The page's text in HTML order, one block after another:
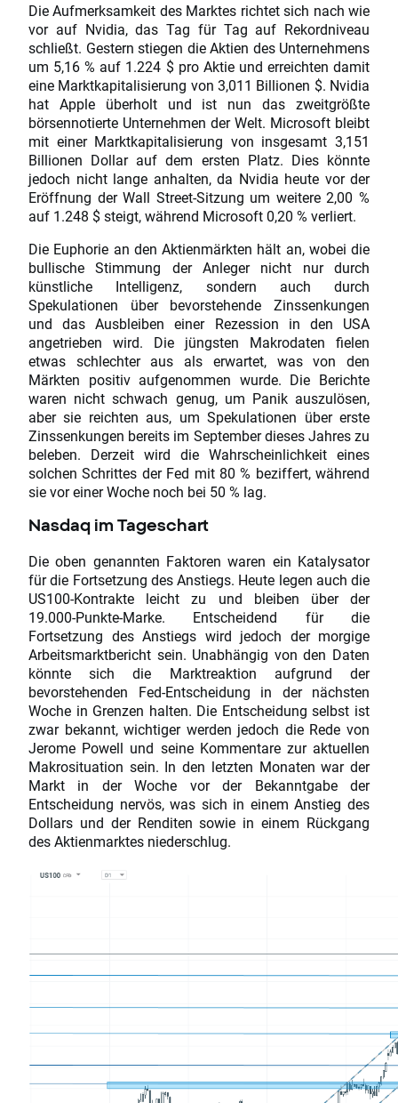
Die Aufmerksamkeit des Marktes richtet sich nach wie
vor auf Nvidia, das Tag für Tag auf Rekordniveau
schließt. Gestern stiegen die Aktien des Unternehmens
um 5,16 % auf 1.224 $ pro Aktie und erreichten damit
eine Marktkapitalisierung von 3,011 Billionen $. Nvidia
hat Apple überholt und ist nun das zweitgrößte
börsennotierte Unternehmen der Welt. Microsoft bleibt
mit einer Marktkapitalisierung von insgesamt 3,151
Billionen Dollar auf dem ersten Platz. Dies könnte
jedoch nicht lange anhalten, da Nvidia heute vor der
Eröffnung der Wall Street-Sitzung um weitere 2,00 %
auf 1.248 $ steigt, während Microsoft 0,20 % verliert.
Die Euphorie an den Aktienmärkten hält an, wobei die
bullische Stimmung der Anleger nicht nur durch
künstliche Intelligenz, sondern auch durch
Spekulationen über bevorstehende Zinssenkungen
und das Ausbleiben einer Rezession in den USA
angetrieben wird. Die jüngsten Makrodaten fielen
etwas schlechter aus als erwartet, was von den
Märkten positiv aufgenommen wurde. Die Berichte
waren nicht schwach genug, um Panik auszulösen,
aber sie reichten aus, um Spekulationen über erste
Zinssenkungen bereits im September dieses Jahres zu
beleben. Derzeit wird die Wahrscheinlichkeit eines
solchen Schrittes der Fed mit 80 % beziffert, während
sie vor einer Woche noch bei 50 % lag.
Nasdaq im Tageschart
Die oben genannten Faktoren waren ein Katalysator
für die Fortsetzung des Anstiegs. Heute legen auch die
US100-Kontrakte leicht zu und bleiben über der
19.000-Punkte-Marke. Entscheidend für die
Fortsetzung des Anstiegs wird jedoch der morgige
Arbeitsmarktbericht sein. Unabhängig von den Daten
könnte sich die Marktreaktion aufgrund der
bevorstehenden Fed-Entscheidung in der nächsten
Woche in Grenzen halten. Die Entscheidung selbst ist
zwar bekannt, wichtiger werden jedoch die Rede von
Jerome Powell und seine Kommentare zur aktuellen
Makrosituation sein. In den letzten Monaten war der
Markt in der Woche vor der Bekanntgabe der
Entscheidung nervös, was sich in einem Anstieg des
Dollars und der Renditen sowie in einem Rückgang
des Aktienmarktes niederschlug.